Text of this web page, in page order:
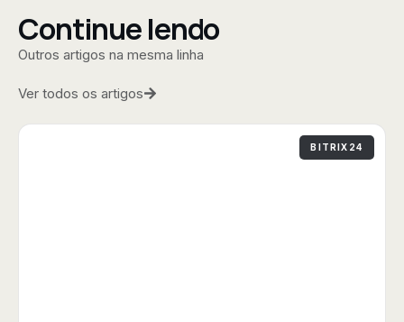
Continue lendo
Outros artigos na mesma linha
Ver todos os artigos
BITRIX24